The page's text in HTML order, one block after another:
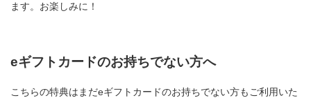
ます。お楽しみに！
eギフトカードのお持ちでない方へ
こちらの特典はまだeギフトカードのお持ちでない方もご利用いた